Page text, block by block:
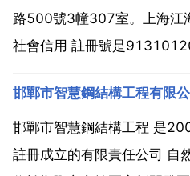
路500號3幢307室。上海江
社會信用 註冊號是
裝工程 的經營範圍是 鋼結構
批發 零售 安裝，從事貨物...
邯鄲市智慧鋼結構工程有限
邯鄲市智慧鋼結構工程 是
註冊成立的有限責任公司 自